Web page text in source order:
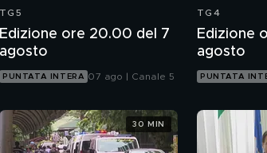
TG5
Edizione ore 20.00 del 7
agosto
PUNTATA INTERA 07 ago | Canale 5
TG4
Edizione
agosto
PUNTATA
30 MIN